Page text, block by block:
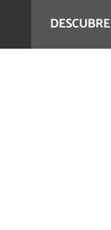
DESCUBRE